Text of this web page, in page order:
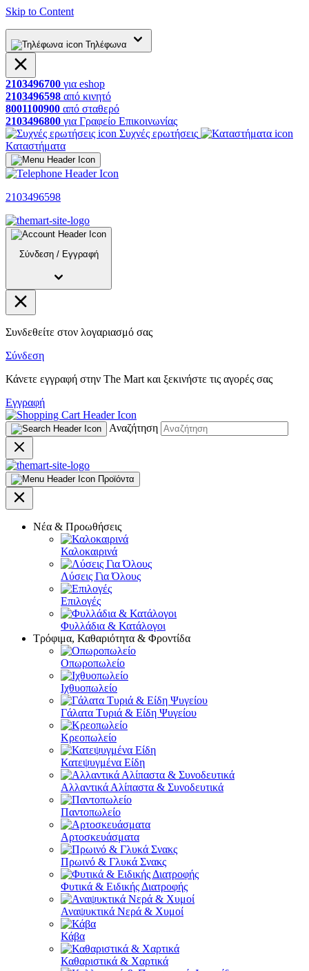
Skip to Content
Τηλέφωνα
2103496700 για eshop
2103496598 από κινητό
8001100900 από σταθερό
2103496800 για Γραφείο Επικοινωνίας
Συχνές ερωτήσεις
Καταστήματα
2103496598
Σύνδεση / Εγγραφή
Συνδεθείτε στον λογαριασμό σας
Σύνδεση
Κάνετε εγγραφή στην The Mart και ξεκινήστε τις αγορές σας
Εγγραφή
Αναζήτηση
Προϊόντα
Νέα & Προωθήσεις
Καλοκαιρινά
Λύσεις Για Όλους
Επιλογές
Φυλλάδια & Κατάλογοι
Τρόφιμα, Καθαριότητα & Φροντίδα
Οπωροπωλείο
Ιχθυοπωλείο
Γάλατα Τυριά & Είδη Ψυγείου
Κρεοπωλείο
Κατεψυγμένα Είδη
Αλλαντικά Αλίπαστα & Συνοδευτικά
Παντοπωλείο
Αρτοσκευάσματα
Πρωινό & Γλυκά Σνακς
Φυτικά & Ειδικής Διατροφής
Αναψυκτικά Νερά & Χυμοί
Κάβα
Καθαριστικά & Χαρτικά